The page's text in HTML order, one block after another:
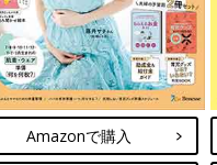
Amazonで購入